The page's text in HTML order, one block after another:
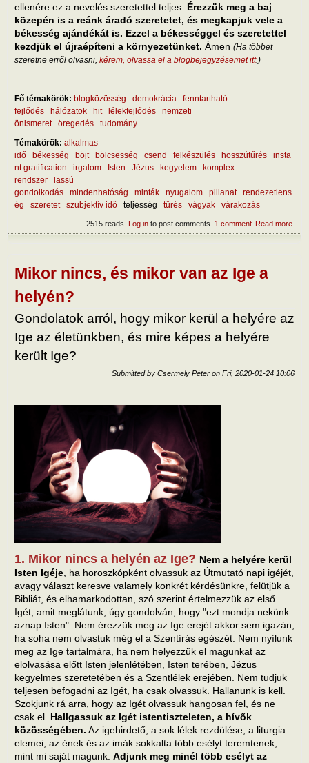
ellenére ez a nevelés szeretettel teljes. Érezzük meg a baj
közepén is a reánk áradó szeretetet, és megkapjuk vele a
békesség ajándékát is. Ezzel a békességgel és szeretettel
kezdjük el újraépíteni a környezetünket. Ámen (Ha többet
szeretne erről olvasni, kérem, olvassa el a blogbejegyzésemet itt.)
Fő témakörök: blogközösség demokrácia
fenntartható
fejlődés
hálózatok hit lélekfejlődés
nemzeti
önismeret
öregedés
tudomány
Témakörök: alkalmas
idő
békesség böjt bölcsesség csend felkészülés hosszútűrés
insta
nt gratification
irgalom Isten Jézus kegyelem
komplex
rendszer
lassú
gondolkodás
mindenhatóság minták nyugalom pillanat
rendezetlens
ég
szeretet szubjektív idő teljesség tűrés vágyak várakozás
Read more
1 comment
Log into post comments
2515 reads
Mikor nincs, és mikor van az Ige a
helyén?
Gondolatok arról, hogy mikor kerül a helyére az
Ige az életünkben, és mire képes a helyére
került Ige?
Submitted by Csermely Péter on Fri, 2020-01-24 10:06
1. Mikor nincs a helyén az Ige? Nem a helyére kerül
Isten Igéje, ha horoszkópként olvassuk az Útmutató napi igéjét,
avagy választ keresve valamely konkrét kérdésünkre, felütjük a
Bibliát, és elhamarkodottan, szó szerint értelmezzük az első
Igét, amit meglátunk, úgy gondolván, hogy "ezt mondja nekünk
aznap Isten". Nem érezzük meg az Ige erejét akkor sem igazán,
ha soha nem olvastuk még el a Szentírás egészét. Nem nyílunk
meg az Ige tartalmára, ha nem helyezzük el magunkat az
elolvasása előtt Isten jelenlétében, Isten terében, Jézus
kegyelmes szeretetében és a Szentlélek erejében. Nem tudjuk
teljesen befogadni az Igét, ha csak olvassuk. Hallanunk is kell.
Szokjunk rá arra, hogy az Igét olvassuk hangosan fel, és ne
csak el. Hallgassuk az Igét istentiszteleten, a hívők
közösségében. Az igehirdető, a sok lélek rezdülése, a liturgia
elemei, az ének és az imák sokkalta több esélyt teremtenek,
mint mi saját magunk. Adjunk meg minél több esélyt az